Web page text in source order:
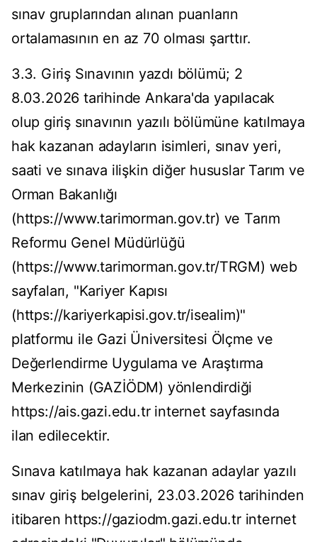
sınav gruplarından alınan puanların
ortalamasının en az 70 olması şarttır.
3.3. Giriş Sınavının yazdı bölümü; 2
8.03.2026 tarihinde Ankara'da yapılacak
olup giriş sınavının yazılı bölümüne katılmaya
hak kazanan adayların isimleri, sınav yeri,
saati ve sınava ilişkin diğer hususlar Tarım ve
Orman Bakanlığı
(https://www.tarimorman.gov.tr) ve Tarım
Reformu Genel Müdürlüğü
(https://www.tarimorman.gov.tr/TRGM) web
sayfaları, "Kariyer Kapısı
(https://kariyerkapisi.gov.tr/isealim)"
platformu ile Gazi Üniversitesi Ölçme ve
Değerlendirme Uygulama ve Araştırma
Merkezinin (GAZİÖDM) yönlendirdiği
https://ais.gazi.edu.tr internet sayfasında
ilan edilecektir.
Sınava katılmaya hak kazanan adaylar yazılı
sınav giriş belgelerini, 23.03.2026 tarihinden
itibaren https://gaziodm.gazi.edu.tr internet